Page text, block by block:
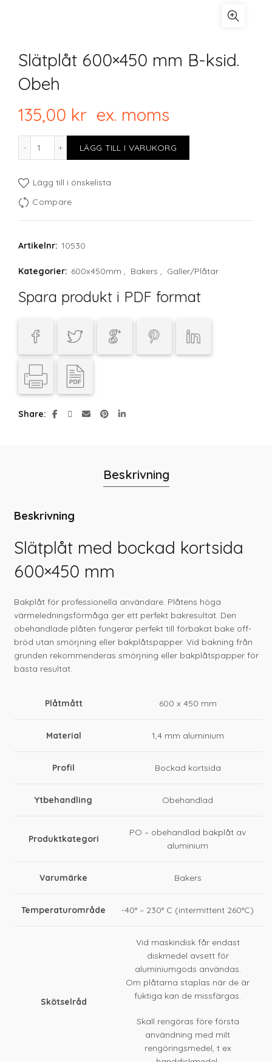
Slätplåt 600×450 mm B-ksid.
Obeh
135,00 kr ex. moms
Slätplåt 600x450 mm B-ksid. Obeh mängd
LÄGG TILL I VARUKORG
Lägg till i önskelista
Compare
Artikelnr: 10530
Kategorier: 600x450mm , Bakers , Galler/Plåtar
Spara produkt i PDF format
Share
Beskrivning
Beskrivning
Slätplåt med bockad kortsida
600×450 mm
Bakplåt för professionella användare. Plåtens höga
värmeledningsförmåga ger ett perfekt bakresultat. Den
obehandlade plåten fungerar perfekt till förbakat bake off-
bröd utan smörjning eller bakplåtspapper. Vid bakning från
grunden rekommenderas smörjning eller bakplåtspapper för
bästa resultat.
Plåtmått 600 x 450 mm
Material 1,4 mm aluminium
Profil Bockad kortsida
Ytbehandling Obehandlad
Produktkategori
PO – obehandlad bakplåt av
aluminium
Varumärke Bakers
Temperaturområde -40° – 230° C (intermittent 260°C)
Skötselråd
Vid maskindisk får endast
diskmedel avsett för
aluminiumgods användas.
Om plåtarna staplas när de är
fuktiga kan de missfärgas.
Skall rengöras före första
användning med milt
rengöringsmedel, t ex